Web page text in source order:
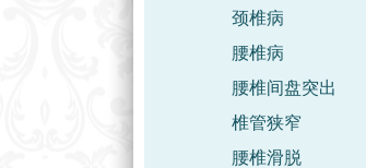
颈椎病
腰椎病
腰椎间盘突出
椎管狭窄
腰椎滑脱